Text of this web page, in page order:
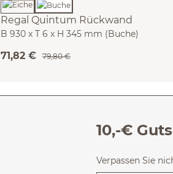
Regal Quintum Rückwand
B 930 x T 6 x H 345 mm (Buche)
71,82 € 79,80 €
10,-€
Verpassen Sie